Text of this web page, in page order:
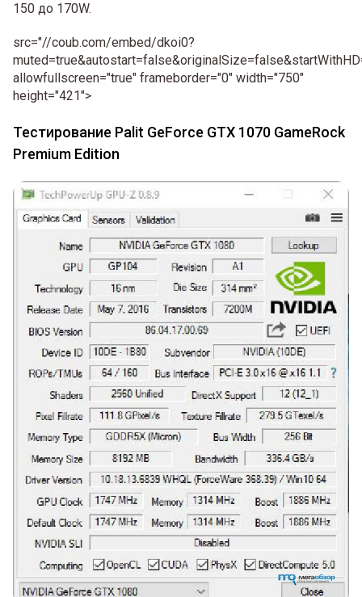
150 до 170W.
src="//coub.com/embed/dkoi0?
allowfullscreen="true" frameborder="0" width="750"
height="421">
Тестирование Palit GeForce GTX 1070 GameRock
Premium Edition